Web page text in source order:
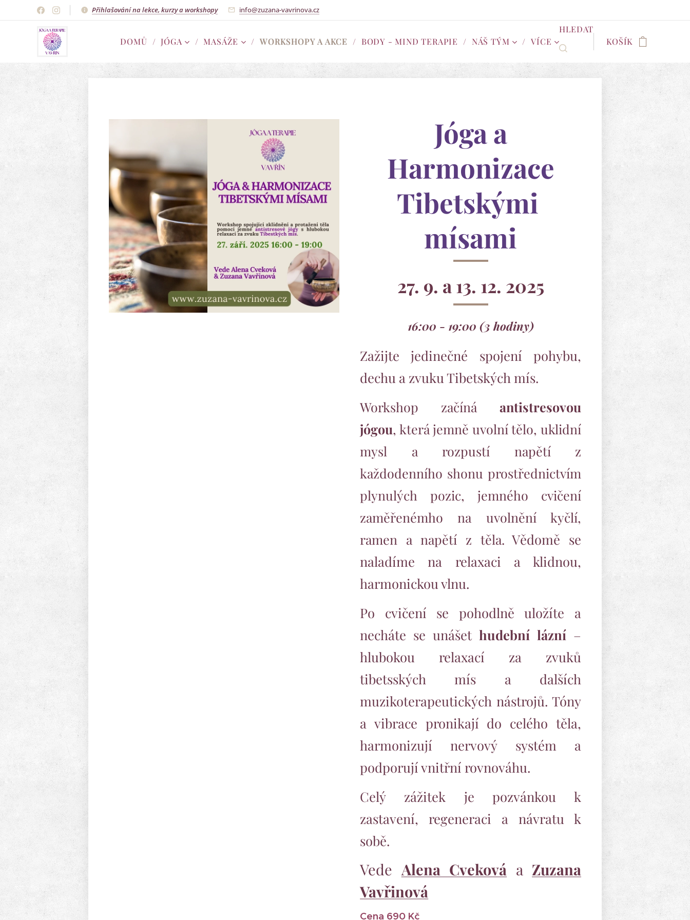
Přihlašování na lekce, kurzy a workshopy info@zuzana-vavrinova.cz
DOMŮ JÓGA MASÁŽE WORKSHOPY A AKCE BODY - MIND TERAPIE NÁŠ TÝM VÍCE
HLEDAT
KOŠÍK
Jóga a
Harmonizace
Tibetskými
mísami
27. 9. a 13. 12. 2025
16:00 - 19:00 (3 hodiny)
Zažijte jedinečné spojení pohybu,
dechu a zvuku Tibetských mís.
Workshop začíná antistresovou
jógou, která jemně uvolní tělo, uklidní
mysl a rozpustí napětí z
každodenního shonu prostřednictvím
plynulých pozic, jemného cvičení
zaměřenémho na uvolnění kyčlí,
ramen a napětí z těla. Vědomě se
naladíme na relaxaci a klidnou,
harmonickou vlnu.
Po cvičení se pohodlně uložíte a
necháte se unášethudební lázní –
hlubokou relaxací za zvuků
tibetsských mís a dalších
muzikoterapeutických nástrojů. Tóny
a vibrace pronikají do celého těla,
harmonizují nervový systém a
podporují vnitřní rovnováhu.
Celý zážitek je pozvánkou k
zastavení, regeneraci a návratu k
sobě.
Vede Alena Cveková a Zuzana
Vavřinová
Cena 690 Kč